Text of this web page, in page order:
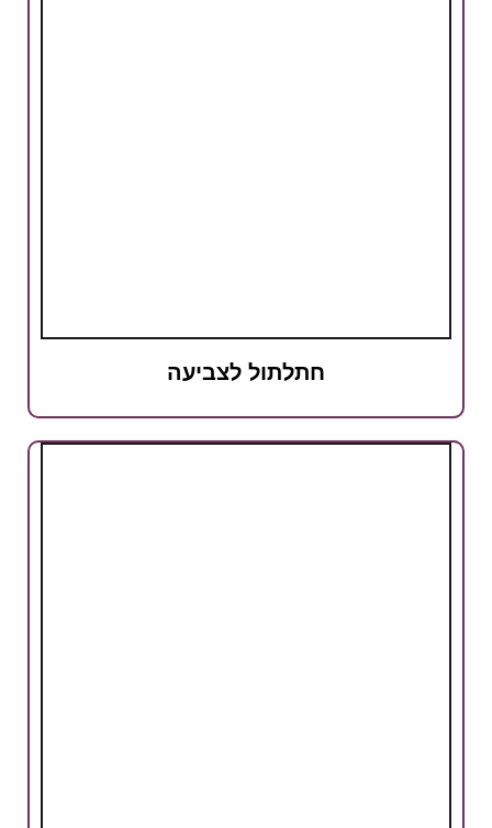
חתלתול לצביעה